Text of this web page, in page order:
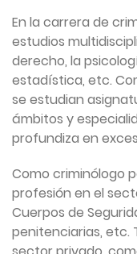
En la carrera de
estudios
derecho, la
estadística, etc.
se estudian
ámbitos y
profundiza en
Como criminólogo
profesión en el
Cuerpos de
penitenciarias, etc.